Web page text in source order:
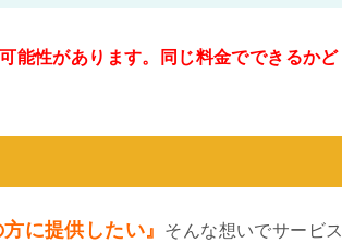
能性があります。同じ料金でできるかど
に提供したい』
そんな想いでサービ